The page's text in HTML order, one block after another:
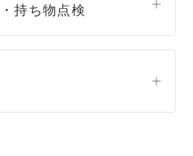
持ち物点検
が見つかるまで、何着でも